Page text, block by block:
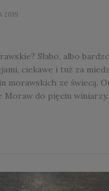
2019
Słabo, albo
ciekawe i tuż za
morawskich ze świecą.
Moraw do pięciu